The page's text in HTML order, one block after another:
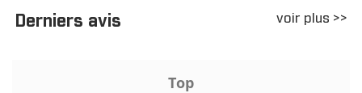
Derniers avis voir plus >>
Top